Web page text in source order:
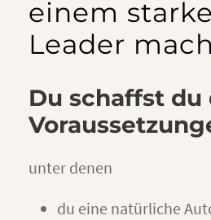
einem
Leader
Du schaffst du
unter denen
du eine natürliche